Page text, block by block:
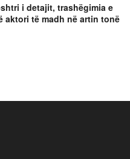
i detajit, trashëgimia e
aktori të madh në artin tonë